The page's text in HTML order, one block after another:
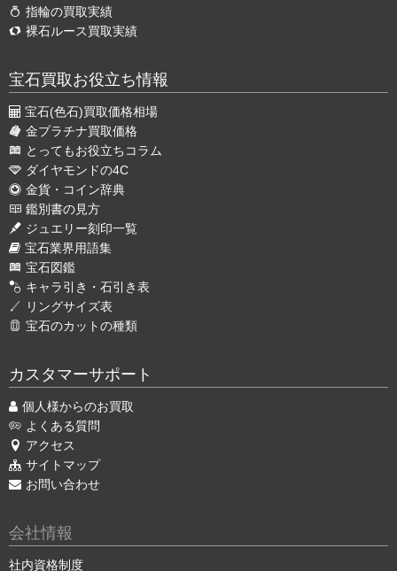
指輪の買取実績
裸石ルース買取実績
宝石買取お役立ち情報
宝石(色石)買取価格相場
金プラチナ買取価格
とってもお役立ちコラム
ダイヤモンドの4C
金貨・コイン辞典
鑑別書の見方
ジュエリー刻印一覧
宝石業界用語集
宝石図鑑
キャラ引き・石引き表
リングサイズ表
宝石のカットの種類
カスタマーサポート
個人様からのお買取
よくある質問
アクセス
サイトマップ
お問い合わせ
会社情報
社内資格制度